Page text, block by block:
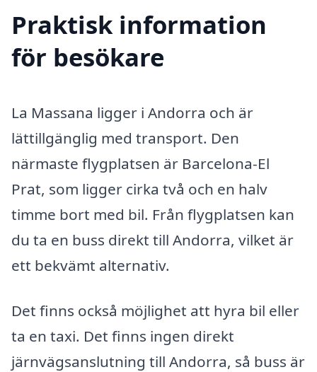
Praktisk information
för besökare
La Massana ligger i Andorra och är
lättillgänglig med transport. Den
närmaste flygplatsen är Barcelona-El
Prat, som ligger cirka två och en halv
timme bort med bil. Från flygplatsen kan
du ta en buss direkt till Andorra, vilket är
ett bekvämt alternativ.
Det finns också möjlighet att hyra bil eller
ta en taxi. Det finns ingen direkt
järnvägsanslutning till Andorra, så buss är